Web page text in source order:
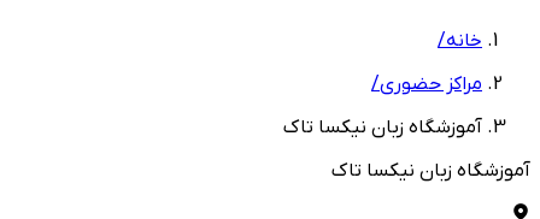
خانه/
مراکز حضوری/
آموزشگاه زبان نیکسا تاک
آموزشگاه زبان نیکسا تاک